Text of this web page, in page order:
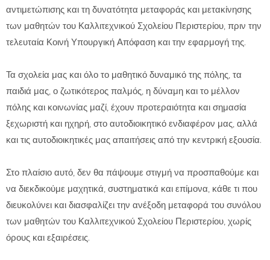
αντιμετώπισης και τη δυνατότητα μεταφοράς και μετακίνησης
των μαθητών του Καλλιτεχνικού Σχολείου Περιστερίου, πριν την
τελευταία Κοινή Υπουργική Απόφαση και την εφαρμογή της.
Τα σχολεία μας και όλο το μαθητικό δυναμικό της πόλης, τα
παιδιά μας, ο ζωτικότερος παλμός, η δύναμη και το μέλλον
πόλης και κοινωνίας μαζί, έχουν προτεραιότητα και σημασία
ξεχωριστή και ηχηρή, στο αυτοδιοικητικό ενδιαφέρον μας, αλλά
και τις αυτοδιοικητικές μας απαιτήσεις από την κεντρική εξουσία.
Στο πλαίσιο αυτό, δεν θα πάψουμε στιγμή να προσπαθούμε και
να διεκδικούμε μαχητικά, συστηματικά και επίμονα, κάθε τι που
διευκολύνει και διασφαλίζει την ανέξοδη μεταφορά του συνόλου
των μαθητών του Καλλιτεχνικού Σχολείου Περιστερίου, χωρίς
όρους και εξαιρέσεις.